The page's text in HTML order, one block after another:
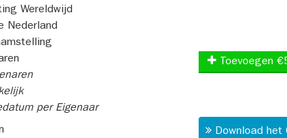
Wereldwijd
Nederland
per Eigenaar
Toevoegen
Download